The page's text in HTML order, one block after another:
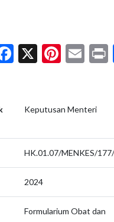
Facebook
X
Keputusan Menteri
HK.01.07/MENKES/
2024
Formularium Obat dan